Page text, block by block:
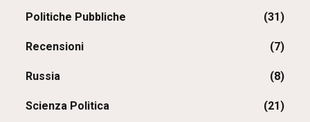
Politiche Pubbliche (31)
Recensioni (7)
Russia (8)
Scienza Politica (21)